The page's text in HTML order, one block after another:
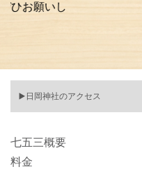
し
▶️日岡神社のアクセス
七五三概要
料金